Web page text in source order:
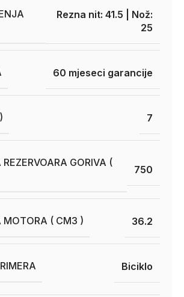
Rezna nit: 41.5 | Nož:
25
60 mjeseci garancije
7
GORIVA (
750
MOTORA ( CM3 ) 36.2
Biciklo